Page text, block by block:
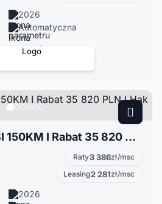
2026
Automatyczna
Audi Q3 II 1.5 TFSI 150KM I Rabat 35 820 PLN I Hak I Tech plus I Matrix
Raty3 386zł/msc
Leasing2 281zł/msc
2026